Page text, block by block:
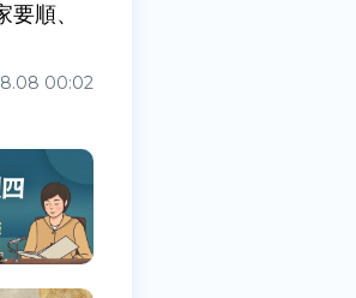
順、
00:02